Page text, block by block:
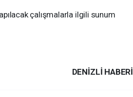
çalışmalarla ilgili sunum
DENIZLI HABERİ